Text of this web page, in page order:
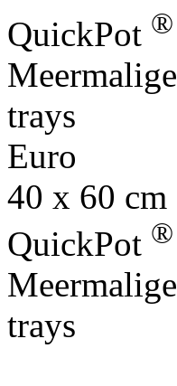
QuickPot ®
Meermalige
trays
Euro
40 x 60 cm
QuickPot ®
Meermalige
trays